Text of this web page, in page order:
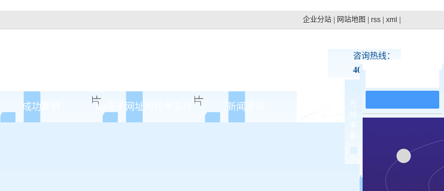
企业分站 网站地图 rss xml
咨询热线：
400-100-4879
成功案例 pg电子网址的技术支持 新闻资讯 联系pg电子网址
在